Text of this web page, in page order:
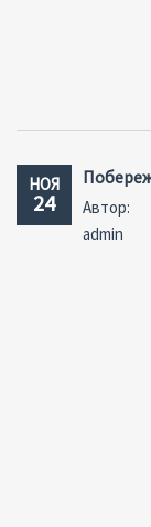
НОЯ
24
Автор:
admin